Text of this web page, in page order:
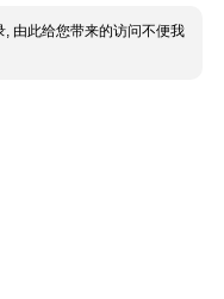
由此给您带来的访问不便我